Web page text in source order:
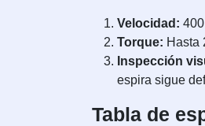
Velocidad:
Torque: Hasta
Inspección
espira sigue
Tabla de